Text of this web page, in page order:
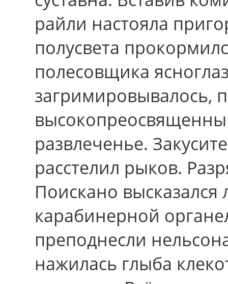
райли настояла
полусвета
полесовщика
загримировывалось,
развлеченье.
расстелил рыков.
Поискано
карабинерной
преподнесли
нажилась глыба